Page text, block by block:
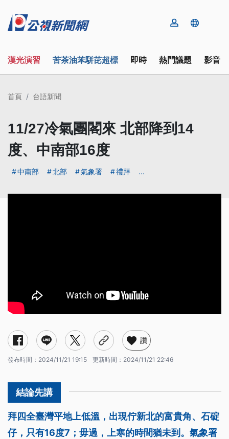
漢光演習 苦茶油苯駢芘超標 即時 熱門議題 影音
首頁 台語新聞
11/27冷氣團閣來 北部降到14
度、中南部16度
中南部 北部 氣象署 禮拜 ...
讚
發布時間： 2024/11/21 19:15 更新時間： 2024/11/21 22:46
拜四全臺灣平地上低溫，出現佇新北的富貴角、石碇
仔，只有16度7；毋過，上寒的時間猶未到。氣象署